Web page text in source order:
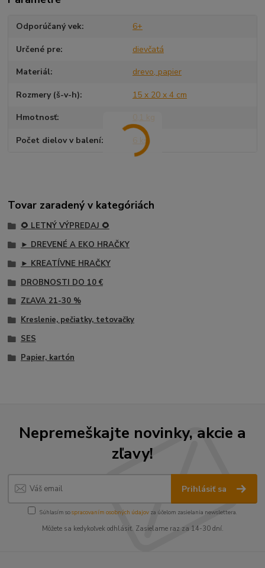
Odporúčaný vek 6+
Určené pre dievčatá
Materiál drevo, papier
Rozmery (š-v-h) 15 x 20 x 4 cm
Hmotnosť 0,1 kg
Počet dielov v balení 6 ks
Tovar zaradený v kategóriách
🌻 LETNÝ VÝPREDAJ 🌻
► DREVENÉ A EKO HRAČKY
► KREATÍVNE HRAČKY
DROBNOSTI DO 10 €
ZĽAVA 21-30 %
Kreslenie, pečiatky, tetovačky
SES
Papier, kartón
Nepremeškajte novinky, akcie a
zľavy!
Prihlásiť sa
Súhlasím sospracovaním osobných údajov za účelom zasielania newslettera.
Môžete sa kedykoľvek odhlásiť. Zasielame raz za 14-30 dní.